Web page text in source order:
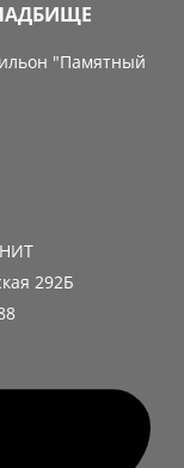
"Памятный
292Б